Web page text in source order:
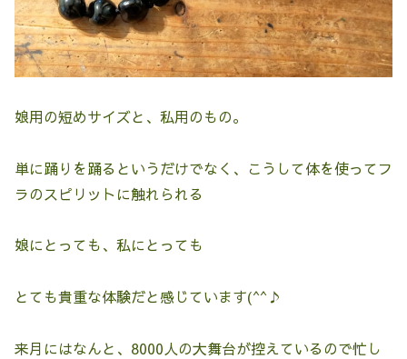
娘用の短めサイズと、私用のもの。
単に踊りを踊るというだけでなく、こうして体を使ってフ
ラのスピリットに触れられる
娘にとっても、私にとっても
とても貴重な体験だと感じています(^^♪
来月にはなんと、8000人の大舞台が控えているので忙し